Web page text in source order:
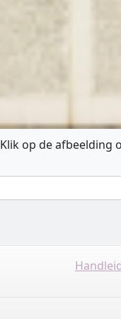
Klik op de afbeelding